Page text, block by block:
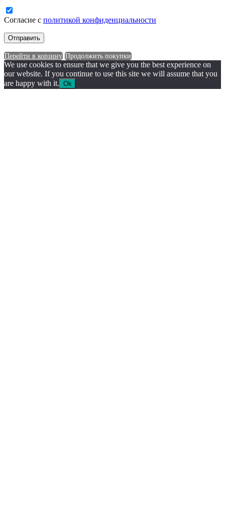
Согласие с политикой конфиденциальности
Перейти в корзину Продолжить покупки
We use cookies to ensure that we give you the best experience on
our website. If you continue to use this site we will assume that you
are happy with it. Ok